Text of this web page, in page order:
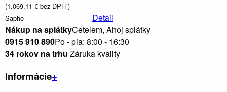
(1.069,11 € bez DPH )
Sapho
Detail
Nákup na splátkyCetelem, Ahoj splátky
0915 910 890Po - pia: 8:00 - 16:30
34 rokov na trhu Záruka kvality
Informácie+